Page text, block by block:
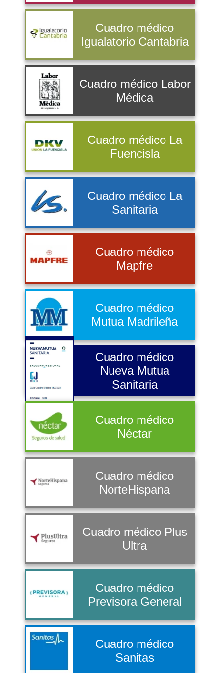
Cuadro médico
Igualatorio Cantabria
Cuadro médico Labor
Médica
Cuadro médico La
Fuencisla
Cuadro médico La
Sanitaria
Cuadro médico
Mapfre
Cuadro médico
Mutua Madrileña
Cuadro médico
Nueva Mutua
Sanitaria
Cuadro médico
Néctar
Cuadro médico
NorteHispana
Cuadro médico Plus
Ultra
Cuadro médico
Previsora General
Cuadro médico
Sanitas